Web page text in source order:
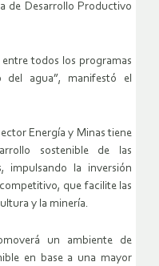
de Desarrollo Productivo
todos los programas
del agua”, manifestó el
Energía y Minas tiene
sostenible de las
impulsando la inversión
que facilite las
y la minería.
un ambiente de
en base a una mayor